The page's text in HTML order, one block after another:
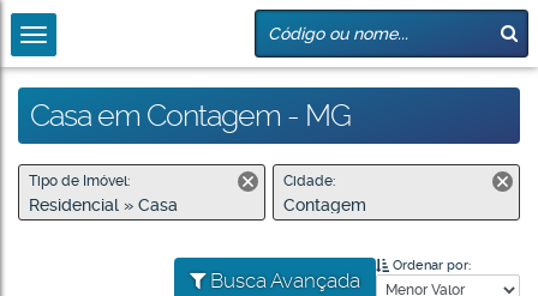
Casa em Contagem - MG
Tipo de Imóvel:
Residencial » Casa
Cidade:
Contagem
Busca Avançada
Ordenar por: